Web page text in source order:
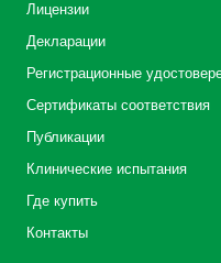
Лицензии
Декларации
Регистрационные
Сертификаты соответствия
Публикации
Клинические испытания
Где купить
Контакты